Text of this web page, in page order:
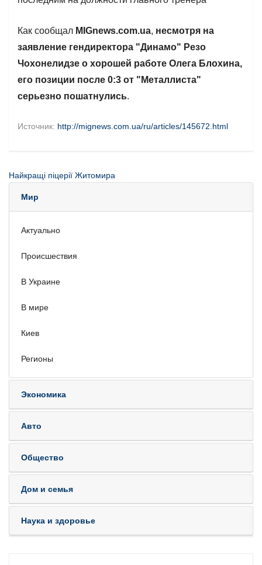
Как сообщал MIGnews.com.ua, несмотря на
заявление гендиректора "Динамо" Резо
Чохонелидзе о хорошей работе Олега Блохина,
его позиции после 0:3 от "Металлиста"
серьезно пошатнулись.
Источник: http://mignews.com.ua/ru/articles/145672.html
Найкращі піцерії Житомира
Мир
Актуально
Происшествия
В Украине
В мире
Киев
Регионы
Экономика
Авто
Общество
Дом и семья
Наука и здоровье